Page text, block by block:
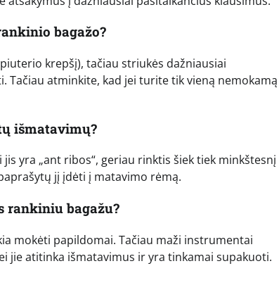
bagažo?
krepšį), tačiau striukės dažniausiai
Tačiau atminkite, kad jei turite tik vieną nemokamą
išmatavimų?
yra „ant ribos“, geriau rinktis šiek tiek minkštesnį
jį įdėti į matavimo rėmą.
rankiniu bagažu?
mokėti papildomai. Tačiau maži instrumentai
jie atitinka išmatavimus ir yra tinkamai supakuoti.